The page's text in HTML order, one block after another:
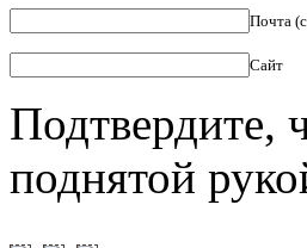
Почта
Сайт
Подтвердите,
поднятой